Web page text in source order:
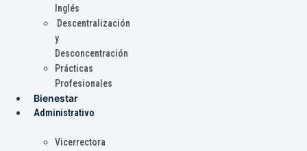
Inglés
Descentralización
y
Desconcentración
Prácticas
Profesionales
Bienestar
Administrativo
Vicerrectora